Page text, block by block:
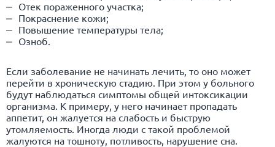
Отек пораженного участка;
Покраснение кожи;
Повышение температуры тела;
Озноб.
Если заболевание не начинать лечить, то оно может
перейти в хроническую стадию. При этом у больного
будут наблюдаться симптомы общей интоксикации
организма. К примеру, у него начинает пропадать
аппетит, он жалуется на слабость и быструю
утомляемость. Иногда люди с такой проблемой
жалуются на тошноту, потливость, нарушение сна.